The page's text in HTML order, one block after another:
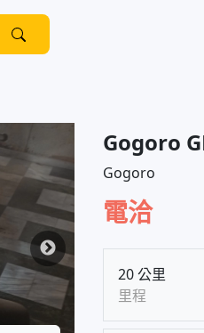
Gogoro
Gogoro
電洽
20 公里
里程